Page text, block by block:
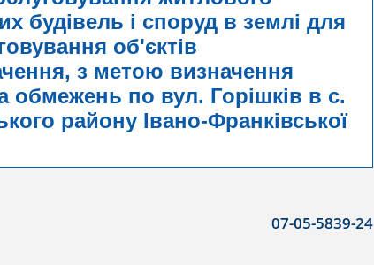
будівель і споруд в землі для
об'єктів
з метою визначення
обмежень по вул. Горішків в с.
району Івано-Франківської
07-05-5839-24